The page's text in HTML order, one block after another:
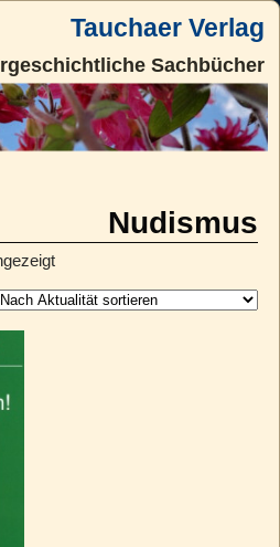
Tauchaer Verlag
Sachbücher
Nudismus